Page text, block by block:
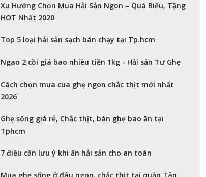
Xu Hướng Chọn Mua Hải Sản Ngon – Quà Biếu, Tặng
HOT Nhất 2020
Top 5 loại hải sản sạch bán chạy tại Tp.hcm
Ngao 2 cồi giá bao nhiêu tiền 1kg - Hải sản Tư Ghẹ
Cách chọn mua cua ghẹ ngon chắc thịt mới nhất
2026
Ghẹ sống giá rẻ, Chắc thịt, bán ghẹ bao ăn tại
Tphcm
7 điều cần lưu ý khi ăn hải sản cho an toàn